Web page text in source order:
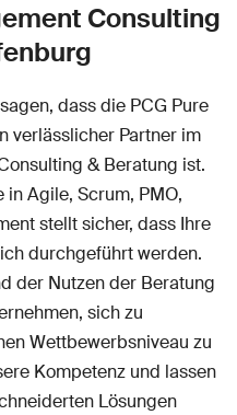
Consulting
dass die PCG Pure
verlässlicher Partner im
& Beratung ist.
Agile, Scrum, PMO,
stellt sicher, dass Ihre
durchgeführt werden.
der Nutzen der Beratung
sich zu
Wettbewerbsniveau zu
Kompetenz und lassen
Lösungen